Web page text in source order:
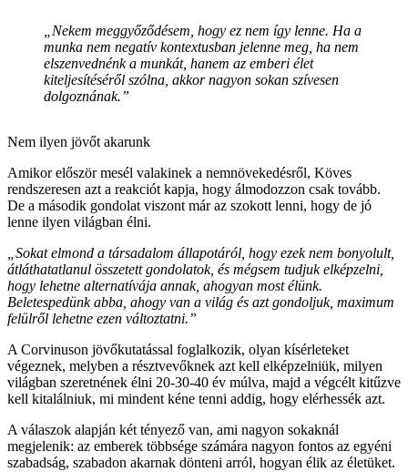
„Nekem meggyőződésem, hogy ez nem így lenne. Ha a
munka nem negatív kontextusban jelenne meg, ha nem
elszenvednénk a munkát, hanem az emberi élet
kiteljesítéséről szólna, akkor nagyon sokan szívesen
dolgoznának.”
Nem ilyen jövőt akarunk
Amikor először mesél valakinek a nemnövekedésről, Köves
rendszeresen azt a reakciót kapja, hogy álmodozzon csak tovább.
De a második gondolat viszont már az szokott lenni, hogy de jó
lenne ilyen világban élni.
„Sokat elmond a társadalom állapotáról, hogy ezek nem bonyolult,
átláthatatlanul összetett gondolatok, és mégsem tudjuk elképzelni,
hogy lehetne alternatívája annak, ahogyan most élünk.
Beletespedünk abba, ahogy van a világ és azt gondoljuk, maximum
felülről lehetne ezen változtatni.”
A Corvinuson jövőkutatással foglalkozik, olyan kísérleteket
végeznek, melyben a résztvevőknek azt kell elképzelniük, milyen
világban szeretnének élni 20-30-40 év múlva, majd a végcélt kitűzve
kell kitalálniuk, mi mindent kéne tenni addig, hogy elérhessék azt.
A válaszok alapján két tényező van, ami nagyon sokaknál
megjelenik: az emberek többsége számára nagyon fontos az egyéni
szabadság, szabadon akarnak dönteni arról, hogyan élik az életüket.